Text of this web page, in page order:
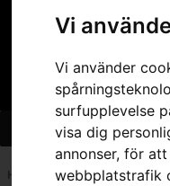
Vi
Vi använder
surfupplevelse
visa dig
annonser, för
webbplatstrafik
Hem 7391883079409